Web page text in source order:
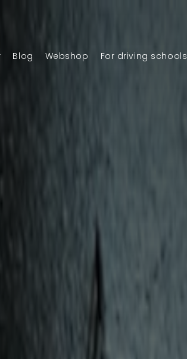
Blog Webshop For driving schools